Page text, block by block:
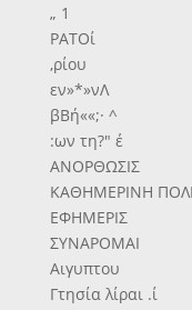
„ 1
ΡΑΤΟί
,ρίου
εν»*»νΛ
βΒή««;· ^
:ων τη?" έ
ΑΝΟΡΘΩΣΙΣ
ΚΑΘΗΜΕΡΙΝΗ
ΕΦΗΜΕΡΙΣ
ΣΥΝΑΡΟΜΑΙ
Αιγυπτου
Γτησία λίραι .ί